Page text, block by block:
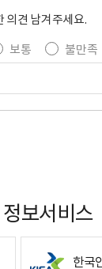
의견 남겨주세요.
보통 불만족
보서비스
한국